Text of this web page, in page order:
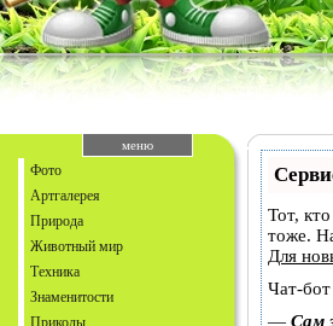
меню
Фото
Артгалерея
Природа
Животный мир
Техника
Знаменитости
Приколы
Тот,
тоже.
Для
Чат-бот
— Сам